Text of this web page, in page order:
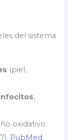
del sistema
(piel,
,
oxidativo
PubMed